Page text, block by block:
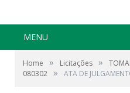
MENU
Home » Licitações »
080302 » ATA DE